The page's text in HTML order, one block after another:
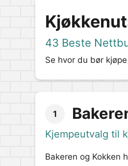
43 Beste
Se hvor du bør
1
Kjempeutvalg til
Bakeren og Kokken